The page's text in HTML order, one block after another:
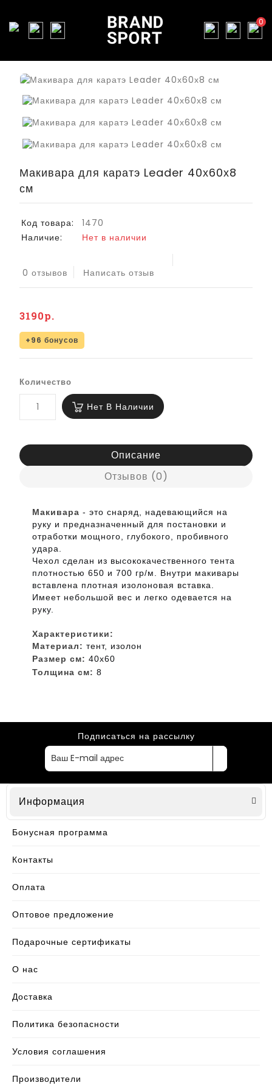
0
Макивара для каратэ Leader 40х60х8
см
Код товара:
1470
Наличие:
Нет в наличии
0 отзывов Написать отзыв
3190р.
+96 бонусов
Количество
Нет В Наличии
Описание
Отзывов (0)
Макивара- это снаряд, надевающийся на
руку и предназначенный для постановки и
отработки мощного, глубокого, пробивного
удара.
Чехол сделан из высококачественного тента
плотностью 650 и 700 гр/м. Внутри макивары
вставлена плотная изолоновая вставка.
Имеет небольшой вес и легко одевается на
руку.
Характеристики:
Материал: тент, изолон
Размер см: 40х60
Толщина см:8
Подписаться на рассылку
Информация
Бонусная программа
Контакты
Оплата
Оптовое предложение
Подарочные сертификаты
О нас
Доставка
Политика безопасности
Условия соглашения
Производители